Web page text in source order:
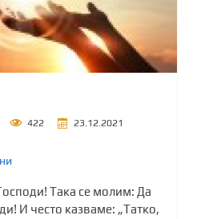
422 23.12.2021
Така се молим: Да
И често казваме: „Татко,